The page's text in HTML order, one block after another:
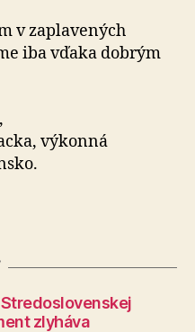
v zaplavených
iba vďaka dobrým
výkonná
zlyháva